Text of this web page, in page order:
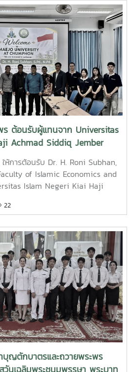
and Modern Management :
วิชาการในครั้งนี้เปิดโอกาสให้นัก
ย์ นิสิต นักศึกษา และบุคคลทั่วไปที่
างวิชาการ แลกเปลี่ยนองค์ความรู้
วมมือทางวิชาการ เพื่อพัฒนาองค์
ภาคธุรกิจและสังคม ซึ่งจัดขึ้นระหว่าง
งจัดโดย วิทยาลัยนวัตกรรมและการ
สวนสุนันทา
ร ต้อนรับผู้แทนจาก Universitas
Achmad Siddiq Jember
ระชับความร่วมมือทางวิชาการ
ห้การต้อนรับ Dr. H. Roni Subhan,
of Islamic Economics and
Islam Negeri Kiai Haji
เซีย ในโอกาสเดินทางเข้าเยี่ยม
มีบันทึกข้อตกลงความร่วมมือทาง
of Understanding: MOU) ร่วมกัน
ร.ฐิระ ทองเหลือ คณบดี ผู้ช่วย
งคณานนท์ หัวหน้าศูนย์ส่งเสริมและ
ารย์วัฒนา แดงประเทศ และ
งอบอุ่น พร้อมแลกเปลี่ยนความคิด
เคลื่อนความร่วมมือทางวิชาการใน
นาการศึกษา การวิจัย และการสร้าง
ว่างประเทศไทยและสาธารณรัฐ
คณบดี ได้กล่าวต้อนรับคณะผู้แทน
องการสร้างเครือข่ายความร่วมมือ
มิภาคอาเซียน ซึ่งประเทศไทยและ
22
ญตักบาตรและถวายพระพร